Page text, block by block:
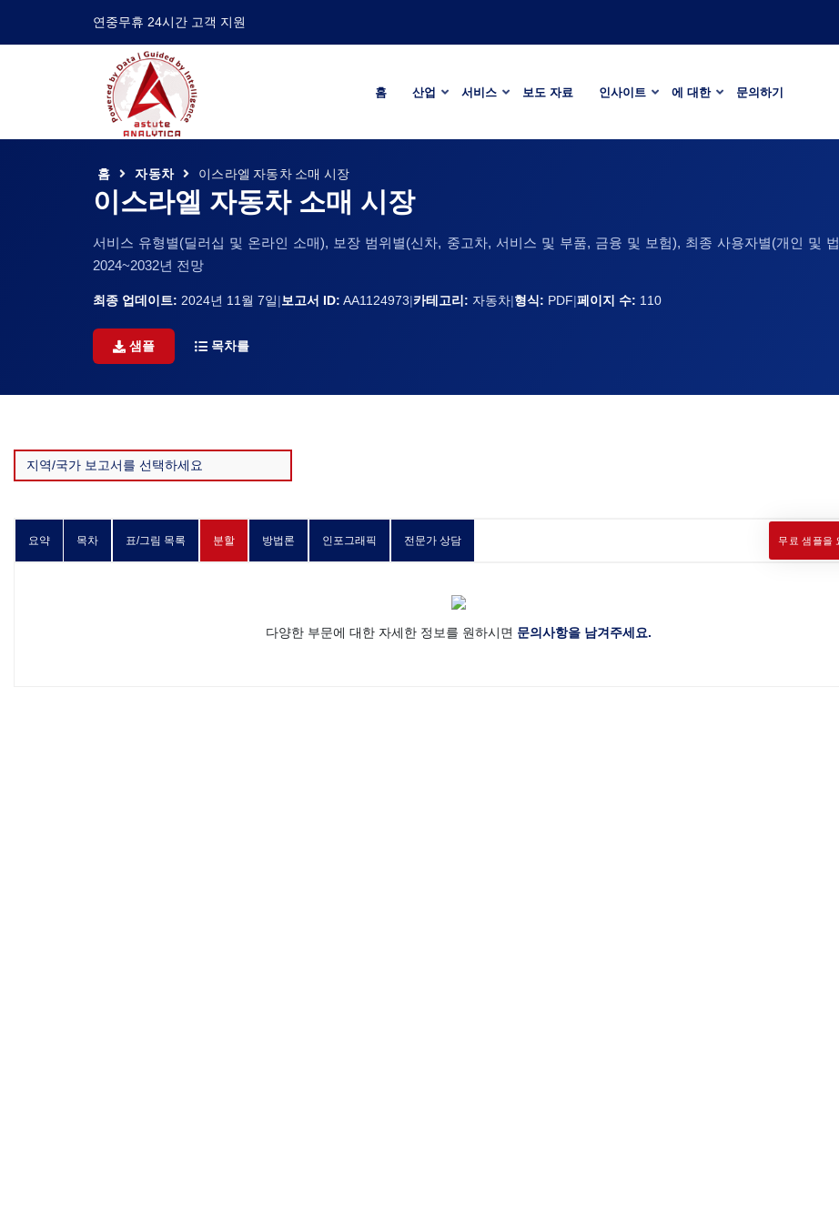
연중무휴 24시간 고객 지원
홈 산업 서비스 보도 자료 인사이트 에 대한 문의하기
홈 자동차 이스라엘 자동차 소매 시장
이스라엘 자동차 소매 시장
서비스 유형별(딜러십 및 온라인 소매), 보장 범위별(신차, 중고차, 서비스 및 부품, 금융 및 보험), 최종 사용자별(개인 및
2024~2032년 전망
최종 업데이트: 2024년 11월 7일|보고서 ID: AA1124973|카테고리: 자동차|형식: PDF|페이지 수: 110
샘플 목차를
요약 목차 표/그림 목록 분할 방법론 인포그래픽 전문가 상담 무료 샘플을
다양한 부문에 대한 자세한 정보를 원하시면 문의사항을 남겨주세요.